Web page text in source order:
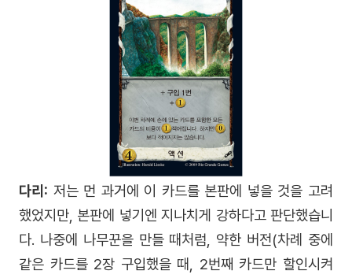
다리: 저는 먼 과거에 이 카드를 본판에 넣을 것을 고려
했었지만, 본판에 넣기엔 지나치게 강하다고 판단했습니
다. 나중에 나무꾼을 만들 때처럼, 약한 버전(차례 중에
같은 카드를 2장 구입했을 때, 2번째 카드만 할인시켜